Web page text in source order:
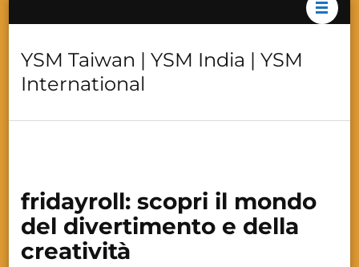
YSM Taiwan | YSM India | YSM
International
fridayroll: scopri il mondo
del divertimento e della
creatività